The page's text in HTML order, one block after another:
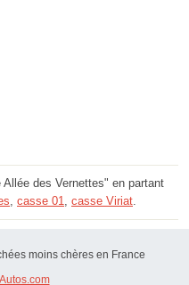
des Vernettes" en partant
, casse 01, casse Viriat.
moins chères en France